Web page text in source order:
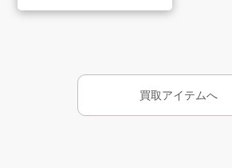
AMESYO MAGAGINE
買取アイテムへ